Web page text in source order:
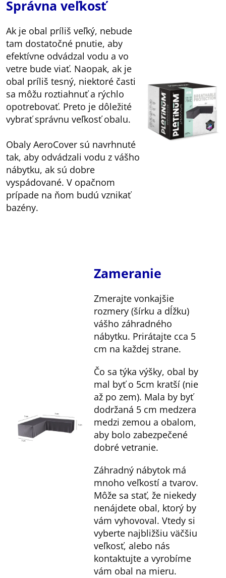
Správna veľkosť
Ak je obal príliš veľký, nebude
tam dostatočné pnutie, aby
efektívne odvádzal vodu a vo
vetre bude viať. Naopak, ak je
obal príliš tesný, niektoré časti
sa môžu roztiahnuť a rýchlo
opotrebovať. Preto je dôležité
vybrať správnu veľkosť obalu.
Obaly AeroCover sú navrhnuté
tak, aby odvádzali vodu z vášho
nábytku, ak sú dobre
vyspádované. V opačnom
prípade na ňom budú vznikať
bazény.
Zameranie
Zmerajte vonkajšie
rozmery (šírku a dĺžku)
vášho záhradného
nábytku. Prirátajte cca 5
cm na každej strane.
Čo sa týka výšky, obal by
mal byť o 5cm kratší (nie
až po zem). Mala by byť
dodržaná 5 cm medzera
medzi zemou a obalom,
aby bolo zabezpečené
dobré vetranie.
Záhradný nábytok má
mnoho veľkostí a tvarov.
Môže sa stať, že niekedy
nenájdete obal, ktorý by
vám vyhovoval. Vtedy si
vyberte najbližšiu väčšiu
veľkosť, alebo nás
kontaktujte a vyrobíme
vám obal na mieru.